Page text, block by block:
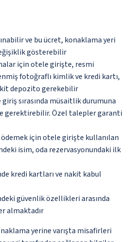
ve bu ücret, konaklama yeri
gösterebilir
için otele girişte, resmi
fotoğraflı kimlik ve kredi kartı,
depozito gerekebilir
sırasında müsaitlik durumuna
gerektirebilir. Özel talepler garanti
için otele girişte kullanılan
isim, oda rezervasyonundaki ilk
kredi kartları ve nakit kabul
güvenlik özellikleri arasında
almaktadır
yerine varışta misafirleri